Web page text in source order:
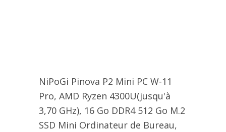
NiPoGi Pinova P2 Mini PC W-11
Pro, АMD Ryzen 4300U(jusqu'à
3,70 GHz), 16 Go DDR4 512 Go M.2
SSD Mini Ordinateur de Bureau,